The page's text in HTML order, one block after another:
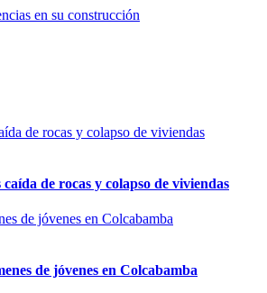
en su construcción
de rocas y colapso de viviendas
de jóvenes en Colcabamba